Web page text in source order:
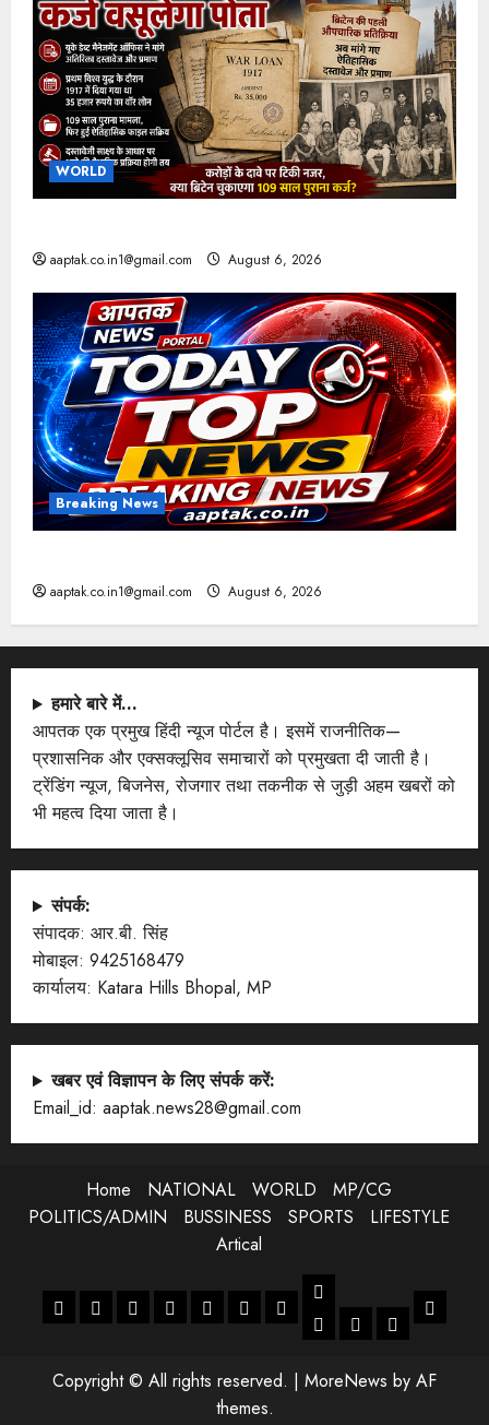
WORLD
aaptak.co.in1@gmail.com August 6, 2026
Breaking News
aaptak.co.in1@gmail.com August 6, 2026
हमारे बारे में…
आपतक एक प्रमुख हिंदी न्यूज पोर्टल है। इसमें राजनीतिक—
प्रशासनिक और एक्सक्लूसिव समाचारों को प्रमुखता दी जाती है।
ट्रेंडिंग न्यूज, बिजनेस, रोजगार तथा तकनीक से जुड़ी अहम खबरों को
भी महत्व दिया जाता है।
संपर्क:
संपादक: आर.बी. सिंह
मोबाइल: 9425168479
कार्यालय: Katara Hills Bhopal, MP
खबर एवं विज्ञापन के लिए संपर्क करें:
Email_id: aaptak.news28@gmail.com
Home NATIONAL WORLD
MP/CG
POLITICS/ADMIN
BUSSINESS SPORTS
LIFESTYLE
Artical
HomeNATIONAL
WORLDMP/CGPOLITICS/ADMIN
BUSSINESS
SPORTS
LIFESTYLE
ENTERTANMENT
JOB LIFESTYLE
Artical
Copyright © All rights reserved. | MoreNews by AF
themes.